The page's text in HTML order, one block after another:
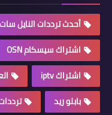
أحدث ترددات النايل سات
اشتراك سيسكام OSN
اشتراك iptv
بابلو ريد